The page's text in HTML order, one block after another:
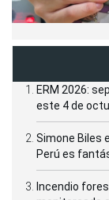
ERM 2026:
este 4 de
Simone Biles
Perú es
Incendio